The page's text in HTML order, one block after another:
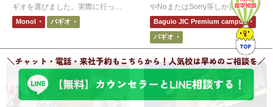
ギオを選びました。実際に行って
みて、治安が良く過ごしやすかっ
たです。雑談を楽しくできるくら
なると単語が出てこなくなりま
Monol バギオ
やNoまたはSorry等しか言えない
自分にもどかしさを感じていまし
た。また、いつかメイキングオブ
ハリーポッターで働きたいという
思いがあり、外国人のお客様と少
しでも英語でコミュニケーション
思いから、留学にチャレンジして
みようと思いました。
Baguio JIC Premium campus
バギオ